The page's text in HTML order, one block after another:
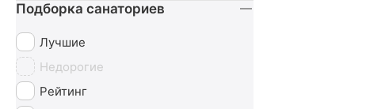
Подборка санаториев
Лучшие
Недорогие
Рейтинг